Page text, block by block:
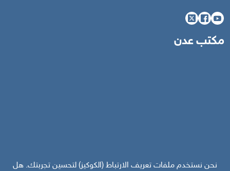
مكتب عدن
نحن نستخدم ملفات تعريف الارتباط (الكوكيز) لتحسين تجربتك. هل